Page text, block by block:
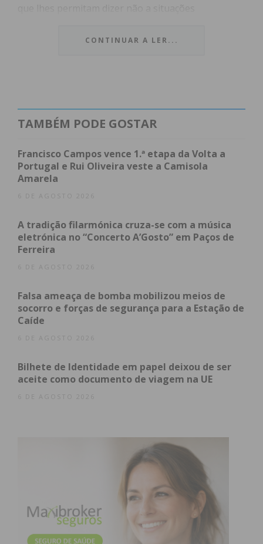
agir corretamente caso vivenciem acontecimentos
no projeto Escolas Solidárias EMRC ZONE e
Subscreva a newsletter do
Assine nossa newsletter por e-mail e
obtenha de forma regular a informação
CONTINUAR A LER...
TAMBÉM PODE GOSTAR
Francisco Campos vence 1.ª etapa da Volta a
Portugal e Rui Oliveira veste a Camisola
Amarela
6 DE AGOSTO 2026
A tradição filarmónica cruza-se com a música
eletrónica no “Concerto A’Gosto” em Paços de
Ferreira
6 DE AGOSTO 2026
Falsa ameaça de bomba mobilizou meios de
socorro e forças de segurança para a Estação de
Caíde
6 DE AGOSTO 2026
Bilhete de Identidade em papel deixou de ser
aceite como documento de viagem na UE
6 DE AGOSTO 2026